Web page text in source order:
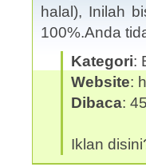
halal), Inilah
100%.Anda
Kategori:
Website:
Dibaca:
Iklan